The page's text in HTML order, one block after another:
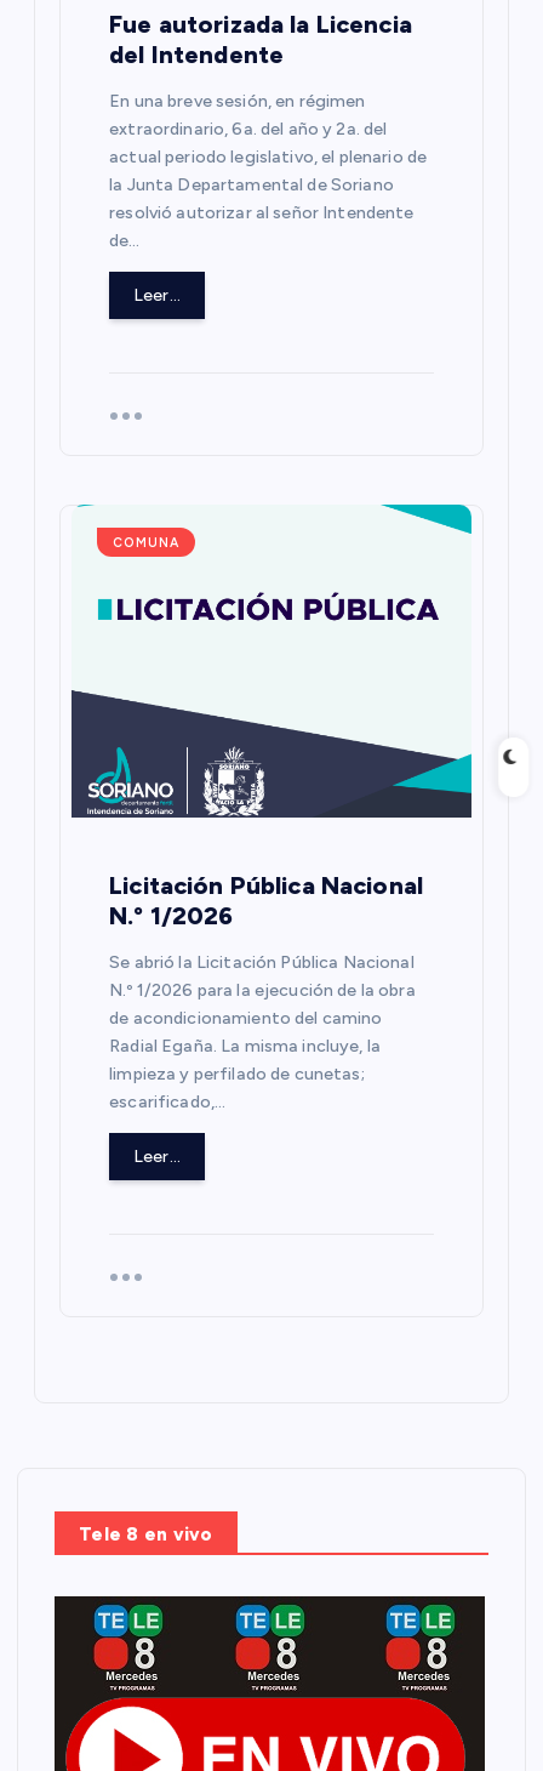
Fue autorizada la Licencia
del Intendente
En una breve sesión, en régimen
extraordinario, 6a. del año y 2a. del
actual periodo legislativo, el plenario de
la Junta Departamental de Soriano
resolvió autorizar al señor Intendente
de…
Leer...
COMUNA
Licitación Pública Nacional
N.º 1/2026
Se abrió la Licitación Pública Nacional
N.º 1/2026 para la ejecución de la obra
de acondicionamiento del camino
Radial Egaña. La misma incluye, la
limpieza y perfilado de cunetas;
escarificado,…
Leer...
Tele 8 en vivo